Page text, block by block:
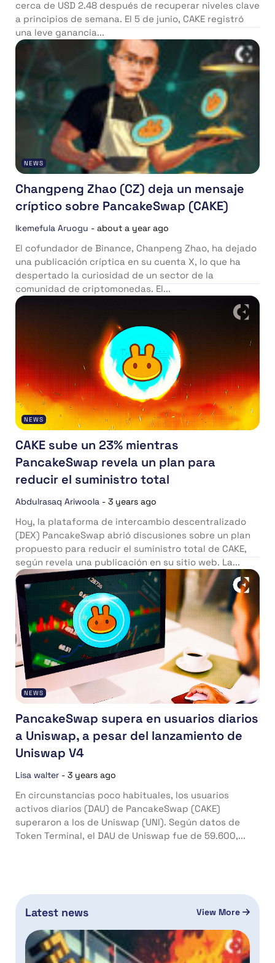
cerca de USD 2.48 después de recuperar niveles clave
a principios de semana. El 5 de junio, CAKE registró
una leve ganancia...
NEWS
Changpeng Zhao (CZ) deja un mensaje
críptico sobre PancakeSwap (CAKE)
Ikemefula Aruogu - about a year ago
El cofundador de Binance, Chanpeng Zhao, ha dejado
una publicación críptica en su cuenta X, lo que ha
despertado la curiosidad de un sector de la
comunidad de criptomonedas. El...
NEWS
CAKE sube un 23% mientras
PancakeSwap revela un plan para
reducir el suministro total
Abdulrasaq Ariwoola - 3 years ago
Hoy, la plataforma de intercambio descentralizado
(DEX) PancakeSwap abrió discusiones sobre un plan
propuesto para reducir el suministro total de CAKE,
según revela una publicación en su sitio web. La...
NEWS
PancakeSwap supera en usuarios diarios
a Uniswap, a pesar del lanzamiento de
Uniswap V4
Lisa walter - 3 years ago
En circunstancias poco habituales, los usuarios
activos diarios (DAU) de PancakeSwap (CAKE)
superaron a los de Uniswap (UNI). Según datos de
Token Terminal, el DAU de Uniswap fue de 59.600,...
Latest news View More